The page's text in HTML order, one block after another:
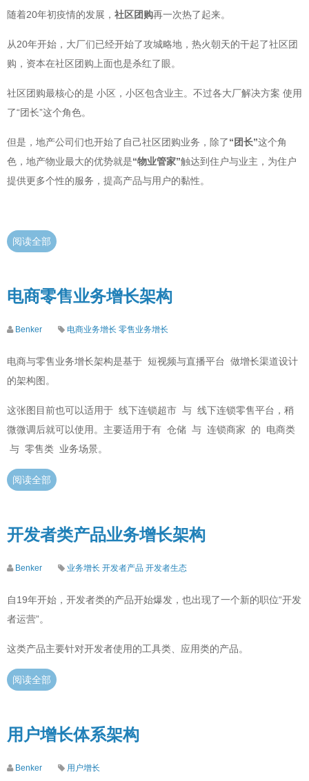
随着20年初疫情的发展， 社区团购再一次热了起来。
从20年开始，大厂们已经开始了攻城略地，热火朝天的干起了社区团
购，资本在社区团购上面也是杀红了眼。
社区团购最核心的是 小区，小区包含业主。不过各大厂解决方案 使用
了“团长”这个角色。
但是，地产公司们也开始了自己社区团购业务，除了“团长”这个角
色，地产物业最大的优势就是“物业管家”触达到住户与业主，为住户
提供更多个性的服务，提高产品与用户的黏性。
阅读全部
电商零售业务增长架构
Benker 电商业务增长 零售业务增长
电商与零售业务增长架构是基于 短视频与直播平台 做增长渠道设计
的架构图。
这张图目前也可以适用于 线下连锁超市 与 线下连锁零售平台，稍
微微调后就可以使用。主要适用于有 仓储 与 连锁商家 的 电商类
与 零售类 业务场景。
阅读全部
开发者类产品业务增长架构
Benker 业务增长 开发者产品 开发者生态
自19年开始，开发者类的产品开始爆发，也出现了一个新的职位“开发
者运营”。
这类产品主要针对开发者使用的工具类、应用类的产品。
阅读全部
用户增长体系架构
Benker 用户增长